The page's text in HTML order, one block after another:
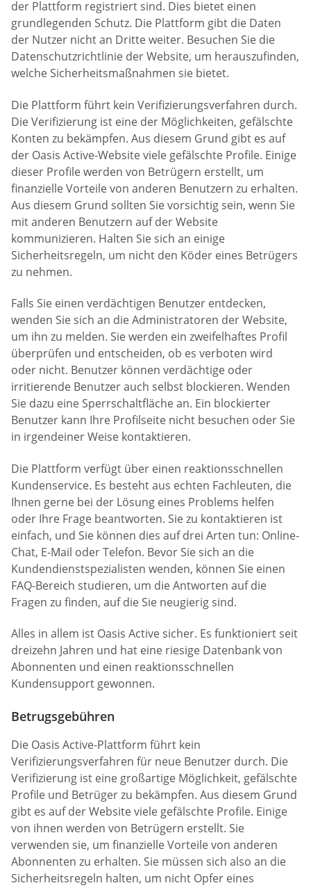
der Plattform registriert sind. Dies bietet einen
grundlegenden Schutz. Die Plattform gibt die Daten
der Nutzer nicht an Dritte weiter. Besuchen Sie die
Datenschutzrichtlinie der Website, um herauszufinden,
welche Sicherheitsmaßnahmen sie bietet.
Die Plattform führt kein Verifizierungsverfahren durch.
Die Verifizierung ist eine der Möglichkeiten, gefälschte
Konten zu bekämpfen. Aus diesem Grund gibt es auf
der Oasis Active-Website viele gefälschte Profile. Einige
dieser Profile werden von Betrügern erstellt, um
finanzielle Vorteile von anderen Benutzern zu erhalten.
Aus diesem Grund sollten Sie vorsichtig sein, wenn Sie
mit anderen Benutzern auf der Website
kommunizieren. Halten Sie sich an einige
Sicherheitsregeln, um nicht den Köder eines Betrügers
zu nehmen.
Falls Sie einen verdächtigen Benutzer entdecken,
wenden Sie sich an die Administratoren der Website,
um ihn zu melden. Sie werden ein zweifelhaftes Profil
überprüfen und entscheiden, ob es verboten wird
oder nicht. Benutzer können verdächtige oder
irritierende Benutzer auch selbst blockieren. Wenden
Sie dazu eine Sperrschaltfläche an. Ein blockierter
Benutzer kann Ihre Profilseite nicht besuchen oder Sie
in irgendeiner Weise kontaktieren.
Die Plattform verfügt über einen reaktionsschnellen
Kundenservice. Es besteht aus echten Fachleuten, die
Ihnen gerne bei der Lösung eines Problems helfen
oder Ihre Frage beantworten. Sie zu kontaktieren ist
einfach, und Sie können dies auf drei Arten tun: Online-
Chat, E-Mail oder Telefon. Bevor Sie sich an die
Kundendienstspezialisten wenden, können Sie einen
FAQ-Bereich studieren, um die Antworten auf die
Fragen zu finden, auf die Sie neugierig sind.
Alles in allem ist Oasis Active sicher. Es funktioniert seit
dreizehn Jahren und hat eine riesige Datenbank von
Abonnenten und einen reaktionsschnellen
Kundensupport gewonnen.
Betrugsgebühren
Die Oasis Active-Plattform führt kein
Verifizierungsverfahren für neue Benutzer durch. Die
Verifizierung ist eine großartige Möglichkeit, gefälschte
Profile und Betrüger zu bekämpfen. Aus diesem Grund
gibt es auf der Website viele gefälschte Profile. Einige
von ihnen werden von Betrügern erstellt. Sie
verwenden sie, um finanzielle Vorteile von anderen
Abonnenten zu erhalten. Sie müssen sich also an die
Sicherheitsregeln halten, um nicht Opfer eines